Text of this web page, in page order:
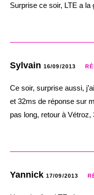
Surprise ce soir, LTE a la
Sylvain 16/09/2013
Ce soir, surprise aussi,
et 32ms de réponse sur
pas long, retour à Vétroz,
Yannick 17/09/2013